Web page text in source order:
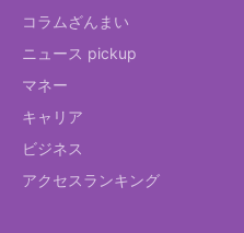
コラムざんまい
ニュース pickup
マネー
キャリア
ビジネス
アクセスランキング